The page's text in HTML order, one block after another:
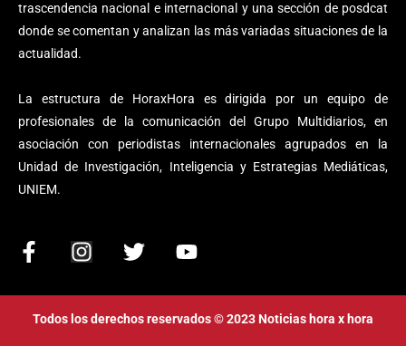
trascendencia nacional e internacional y una sección de posdcat
donde se comentan y analizan las más variadas situaciones de la
actualidad.
La estructura de HoraxHora es dirigida por un equipo de
profesionales de la comunicación del Grupo Multidiarios, en
asociación con periodistas internacionales agrupados en la
Unidad de Investigación, Inteligencia y Estrategias Mediáticas,
UNIEM.
F
c
e
I
s
t
T
i
t
Y
u
t
Todos los derechos reservados © 2023 Noticias hora x hora